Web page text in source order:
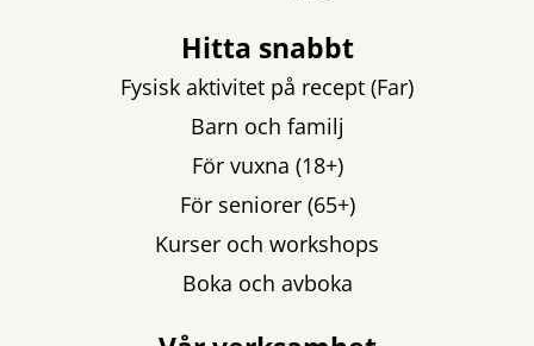
Hitta snabbt
Fysisk aktivitet på recept (Far)
Barn och familj
För vuxna (18+)
För seniorer (65+)
Kurser och workshops
Boka och avboka